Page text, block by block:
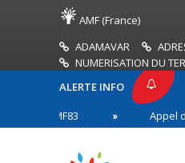
AMF (France)
ADAMAVAR
NUMERISATION DU
ALERTE INFO
Appel de
première ligne